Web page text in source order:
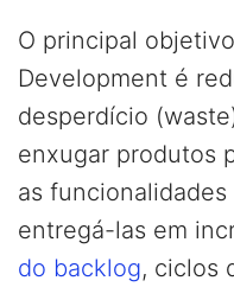
O principal
Development é
desperdício
enxugar produtos
as
entregá-las em
do backlog, ciclos